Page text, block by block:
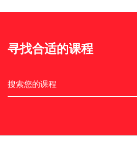
寻找合适的课程
搜索